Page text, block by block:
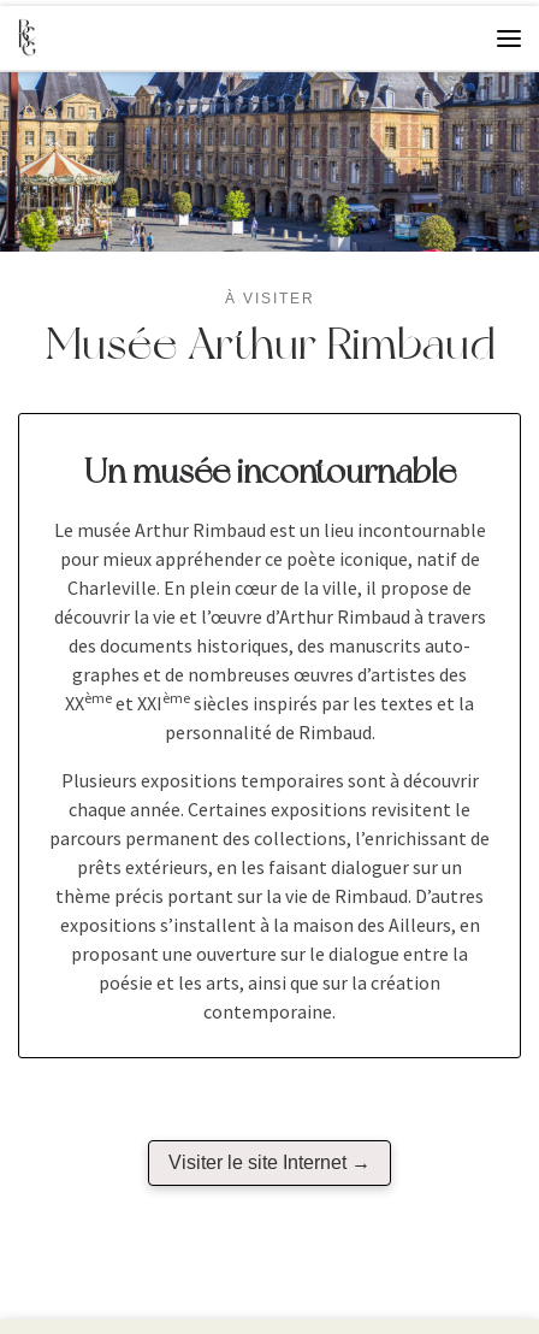
Skip to content
À VISITER
Musée Arthur Rimbaud
Un musée incontournable
Le musée Arthur Rimbaud est un lieu incon­­­­­­­­­­­­­­­­­­­­­­­­­­­­­­­­­­tour­­­­­­­­­­­­­­­­­­­­­­­­­­­­­­­­­­nable
pour mieux appré­­­­­­­­­­­­­­­­­­­­­­­­­­­­­­­­­­hen­­­­­­­­­­­­­­­­­­­­­­­­­­­­­­­­­­der ce poète iconique, natif de
Charleville. En plein cœur de la ville, il propose de
décou­­­­­­­­­­­­­­­­­­­­­­­­­­­­­­­­­­vrir la vie et l’œuvre d’Ar­­­­­­­­­­­­­­­­­­­­­­­­­­­­­­­­­­thur Rimbaud à travers
des docu­­­­­­­­­­­­­­­­­­­­­­­­­­­­­­­­­­ments histo­­­­­­­­­­­­­­­­­­­­­­­­­­­­­­­­­­riques, des manuscrits auto­­­­­­­­­­­­­­­­­­­­­­­­­­­­­­­­­­
graphes et de nombreuses œuvres d’ar­­­­­­­­­­­­­­­­­­­­­­­­­­­­­­­­­­tistes des
XXème et XXI ème siècles inspi­­­­­­­­­­­­­­­­­­­­­­­­­­­­­­­­­­rés par les textes et la
personnalité de Rimbaud.
Plusieurs expositions temporaires sont à découvrir
chaque année. Certaines expositions revisitent le
parcours permanent des collections, l’enrichissant de
prêts extérieurs, en les faisant dialoguer sur un
thème précis portant sur la vie de Rimbaud. D’autres
expositions s’installent à la maison des Ailleurs, en
proposant une ouverture sur le dialogue entre la
poésie et les arts, ainsi que sur la création
contemporaine.
Visiter le site Internet →